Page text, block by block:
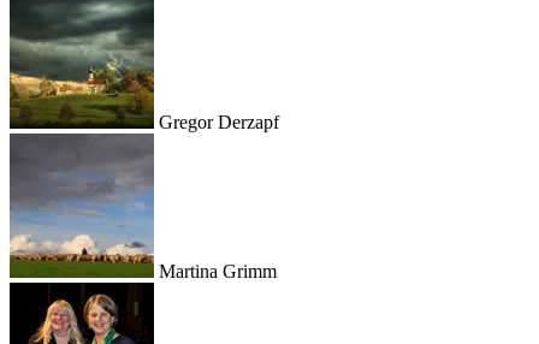
Gregor Derzapf
Martina Grimm